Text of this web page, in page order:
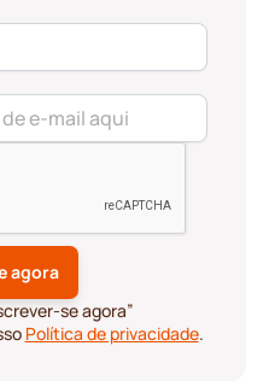
se agora”
Política de privacidade.